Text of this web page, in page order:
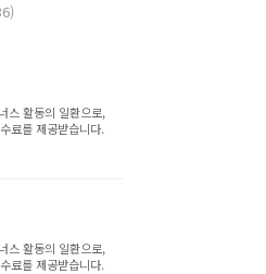
스 활동의 일환으로,
료를 제공받습니다.
스 활동의 일환으로,
료를 제공받습니다.